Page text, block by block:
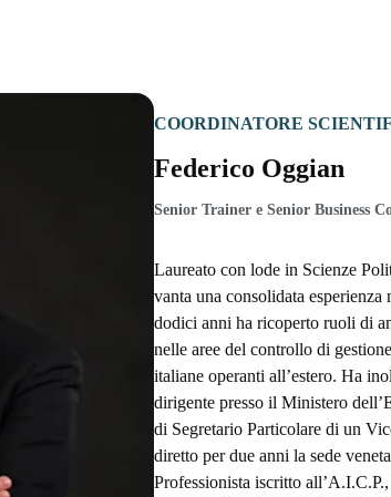
COORDINATORE
Federico Oggian
Senior Trainer e Senior Business
Laureato con lode in Scienze
vanta una consolidata
dodici anni ha ricoperto ruoli di
nelle aree del controllo di
italiane operanti all’estero. Ha
dirigente presso il Ministero
di Segretario Particolare di un
diretto per due anni la sede
Professionista iscritto